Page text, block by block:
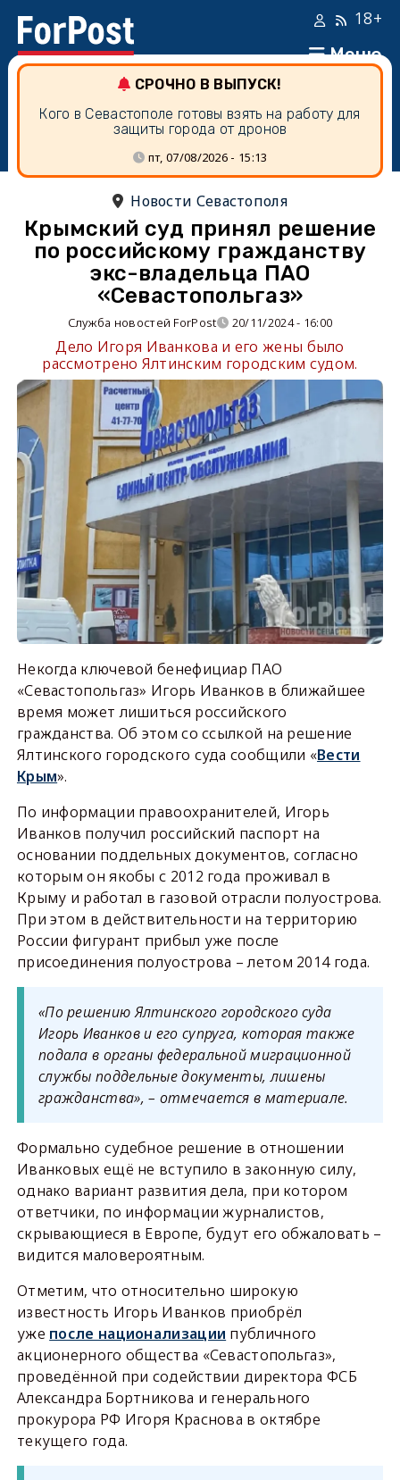
Меню
18+
СРОЧНО В ВЫПУСК!
Кого в Севастополе готовы взять на работу для
защиты города от дронов
пт, 07/08/2026 - 15:13
Новости Севастополя
Крымский суд принял решение
по российскому гражданству
экс-владельца ПАО
«Севастопольгаз»
Служба новостей ForPost 20/11/2024 - 16:00
Дело Игоря Иванкова и его жены было
рассмотрено Ялтинским городским судом.
Некогда ключевой бенефициар ПАО
«Севастопольгаз» Игорь Иванков в ближайшее
время может лишиться российского
гражданства. Об этом со ссылкой на решение
Ялтинского городского суда сообщили «Вести
Крым».
По информации правоохранителей, Игорь
Иванков получил российский паспорт на
основании поддельных документов, согласно
которым он якобы с 2012 года проживал в
Крыму и работал в газовой отрасли полуострова.
При этом в действительности на территорию
России фигурант прибыл уже после
присоединения полуострова – летом 2014 года.
«По решению Ялтинского городского суда
Игорь Иванков и его супруга, которая также
подала в органы федеральной миграционной
службы поддельные документы, лишены
гражданства», – отмечается в материале.
Формально судебное решение в отношении
Иванковых ещё не вступило в законную силу,
однако вариант развития дела, при котором
ответчики, по информации журналистов,
скрывающиеся в Европе, будут его обжаловать –
видится маловероятным.
Отметим, что относительно широкую
известность Игорь Иванков приобрёл
уже после национализации публичного
акционерного общества «Севастопольгаз»,
проведённой при содействии директора ФСБ
Александра Бортникова и генерального
прокурора РФ Игоря Краснова в октябре
текущего года.